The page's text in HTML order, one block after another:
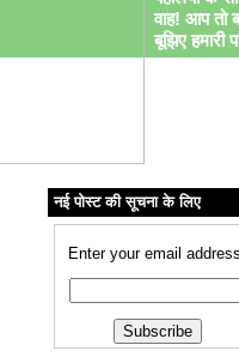
वाह! आप तो
बूझिए हमारी
नई पोस्ट की सूचना के लिए
Enter your email